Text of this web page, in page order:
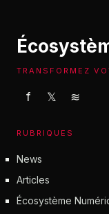
TRANSFORMEZ
f 𝕏 ≋
RUBRIQUES
News
Articles
Écosystème